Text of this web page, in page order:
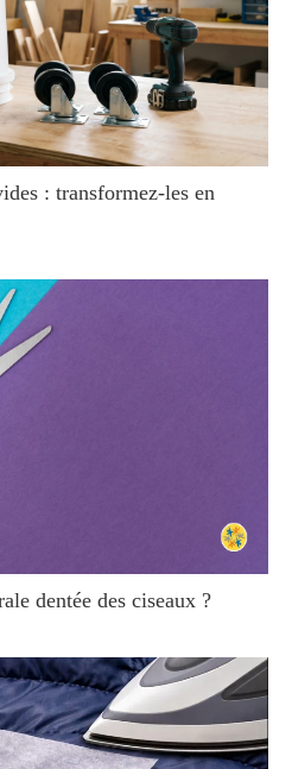
: transformez-les en
dentée des ciseaux ?